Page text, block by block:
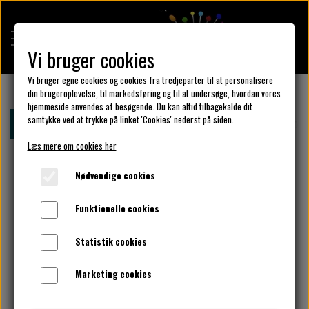
KULÖR DESIGN
DESIGN DIN KJOLE
UNIKA PAKKER
KLAR PARAT
Forside Kulör Design ReKulör Upcyclet
Vi bruger cookies
Vi bruger egne cookies og cookies fra tredjeparter til at personalisere
din brugeroplevelse, til markedsføring og til at undersøge, hvordan vores
hjemmeside anvendes af besøgende. Du kan altid tilbagekalde dit
samtykke ved at trykke på linket 'Cookies' nederst på siden.
Læs mere om cookies her
Nødvendige cookies
Funktionelle cookies
Statistik cookies
Marketing cookies